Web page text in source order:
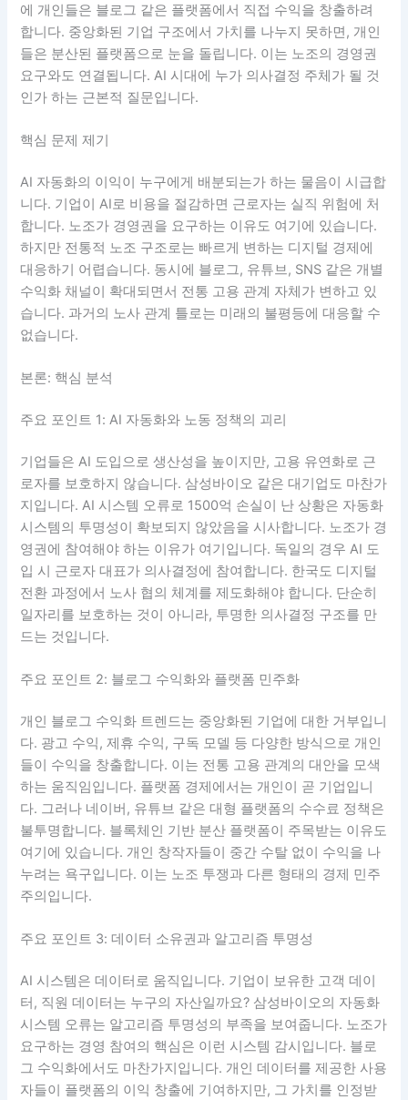
에 개인들은 블로그 같은 플랫폼에서 직접 수익을 창출하려
합니다. 중앙화된 기업 구조에서 가치를 나누지 못하면, 개인
들은 분산된 플랫폼으로 눈을 돌립니다. 이는 노조의 경영권
요구와도 연결됩니다. AI 시대에 누가 의사결정 주체가 될 것
인가 하는 근본적 질문입니다.
핵심 문제 제기
AI 자동화의 이익이 누구에게 배분되는가 하는 물음이 시급합
니다. 기업이 AI로 비용을 절감하면 근로자는 실직 위험에 처
합니다. 노조가 경영권을 요구하는 이유도 여기에 있습니다.
하지만 전통적 노조 구조로는 빠르게 변하는 디지털 경제에
대응하기 어렵습니다. 동시에 블로그, 유튜브, SNS 같은 개별
수익화 채널이 확대되면서 전통 고용 관계 자체가 변하고 있
습니다. 과거의 노사 관계 틀로는 미래의 불평등에 대응할 수
없습니다.
본론: 핵심 분석
주요 포인트 1: AI 자동화와 노동 정책의 괴리
기업들은 AI 도입으로 생산성을 높이지만, 고용 유연화로 근
로자를 보호하지 않습니다. 삼성바이오 같은 대기업도 마찬가
지입니다. AI 시스템 오류로 1500억 손실이 난 상황은 자동화
시스템의 투명성이 확보되지 않았음을 시사합니다. 노조가 경
영권에 참여해야 하는 이유가 여기입니다. 독일의 경우 AI 도
입 시 근로자 대표가 의사결정에 참여합니다. 한국도 디지털
전환 과정에서 노사 협의 체계를 제도화해야 합니다. 단순히
일자리를 보호하는 것이 아니라, 투명한 의사결정 구조를 만
드는 것입니다.
주요 포인트 2: 블로그 수익화와 플랫폼 민주화
개인 블로그 수익화 트렌드는 중앙화된 기업에 대한 거부입니
다. 광고 수익, 제휴 수익, 구독 모델 등 다양한 방식으로 개인
들이 수익을 창출합니다. 이는 전통 고용 관계의 대안을 모색
하는 움직임입니다. 플랫폼 경제에서는 개인이 곧 기업입니
다. 그러나 네이버, 유튜브 같은 대형 플랫폼의 수수료 정책은
불투명합니다. 블록체인 기반 분산 플랫폼이 주목받는 이유도
여기에 있습니다. 개인 창작자들이 중간 수탈 없이 수익을 나
누려는 욕구입니다. 이는 노조 투쟁과 다른 형태의 경제 민주
주의입니다.
주요 포인트 3: 데이터 소유권과 알고리즘 투명성
AI 시스템은 데이터로 움직입니다. 기업이 보유한 고객 데이
터, 직원 데이터는 누구의 자산일까요? 삼성바이오의 자동화
시스템 오류는 알고리즘 투명성의 부족을 보여줍니다. 노조가
요구하는 경영 참여의 핵심은 이런 시스템 감시입니다. 블로
그 수익화에서도 마찬가지입니다. 개인 데이터를 제공한 사용
자들이 플랫폼의 이익 창출에 기여하지만, 그 가치를 인정받